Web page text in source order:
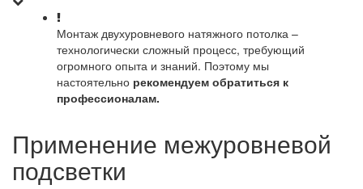
Монтаж двухуровневого натяжного потолка –
технологически сложный процесс, требующий
огромного опыта и знаний. Поэтому мы
настоятельно рекомендуем обратиться к
профессионалам.
Применение межуровневой
подсветки